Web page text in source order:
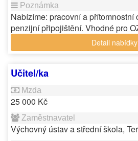
Nabízíme: pracovní a přítomnostní
penzijní připojištění. Vhodné pro
Detail nabídky
Učitel/ka
25 000 Kč
Výchovný ústav a střední škola,